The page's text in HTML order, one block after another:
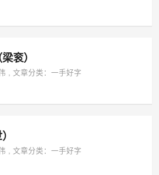
衮）
,文章分类：一手好字
,文章分类：一手好字